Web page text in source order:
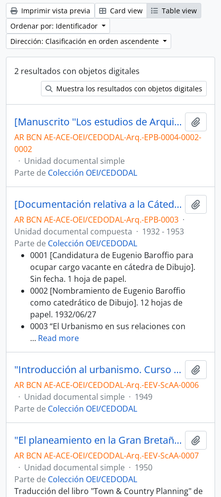
Imprimir vista previa Card view
Table view
Ordenar por: Identificador
Dirección: Clasificación en orden ascendente
2 resultados con objetos digitales
Muestra los resultados con objetos digitales
[Manuscrito ''Los estudios de Arquitectura y Urbanismo en los manuscritos de Leonardo.'']
AR BCN AE-ACE-OEI/CEDODAL-Arq.-EPB-0004-0002-
0002
· Unidad documental simple
Parte de Colección OEI/CEDODAL
[Documentación relativa a la Cátedra de Dibujo y al Congreso Interamericano de Municipios, entre otros]
AR BCN AE-ACE-OEI/CEDODAL-Arq.-EPB-0003 ·
Unidad documental compuesta · 1932 - 1953
Parte de Colección OEI/CEDODAL
0001 [Candidatura de Eugenio Baroffio para
ocupar cargo vacante en cátedra de Dibujo].
Sin fecha. 1 hoja de papel.
0002 [Nombramiento de Eugenio Baroffio
como catedrático de Dibujo]. 12 hojas de
papel. 1932/06/27
0003 “El Urbanismo en sus relaciones con
… Read more
"Introducción al urbanismo. Curso del Arq. Ernesto E. Vautier" [Libro]
AR BCN AE-ACE-OEI/CEDODAL-Arq.-EEV-ScAA-0006
· Unidad documental simple · 1949
Parte de Colección OEI/CEDODAL
"El planeamiento en la Gran Bretaña" [Capítulo de libro]
AR BCN AE-ACE-OEI/CEDODAL-Arq.-EEV-ScAA-0007
· Unidad documental simple · 1950
Parte de Colección OEI/CEDODAL
Traducción del libro "Town & Country Planning" de